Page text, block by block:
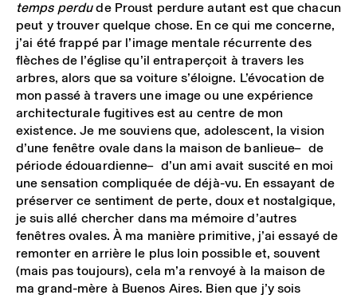
temps perdude Proust perdure autant est que chacun
peut y trouver quelque chose. En ce qui me concerne,
j’ai été frappé par l’image mentale récurrente des
flèches de l’église qu’il entraperçoit à travers les
arbres, alors que sa voiture s’éloigne. L’évocation de
mon passé à travers une image ou une expérience
architecturale fugitives est au centre de mon
existence. Je me souviens que, adolescent, la vision
d’une fenêtre ovale dans la maison de banlieue ̶ de
période édouardienne ̶ d’un ami avait suscité en moi
une sensation compliquée de déjà-vu. En essayant de
préserver ce sentiment de perte, doux et nostalgique,
je suis allé chercher dans ma mémoire d’autres
fenêtres ovales. À ma manière primitive, j’ai essayé de
remonter en arrière le plus loin possible et, souvent
(mais pas toujours), cela m’a renvoyé à la maison de
ma grand-mère à Buenos Aires. Bien que j’y sois